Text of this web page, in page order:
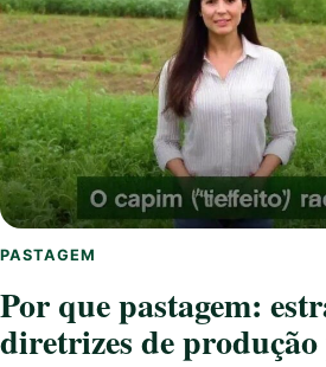
PASTAGEM
Por que pastagem:
diretrizes de